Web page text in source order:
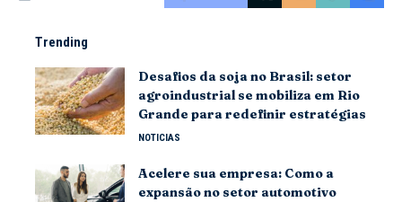
Trending
Desafios da soja no Brasil: setor
agroindustrial se mobiliza em Rio
Grande para redefinir estratégias
NOTICIAS
Acelere sua empresa: Como a
expansão no setor automotivo